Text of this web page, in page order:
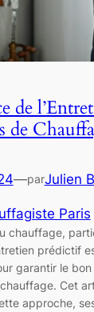
de
de
—parJulien
Paris
chauffage,
prédictif
garantir le
Cet
approche,